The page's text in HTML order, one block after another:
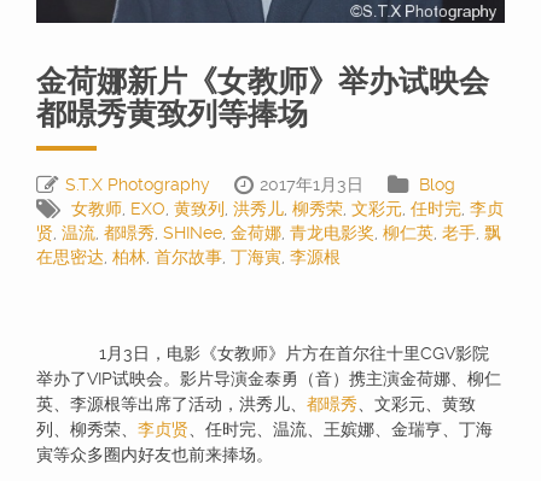
金荷娜新片《女教师》举办试映会
都暻秀黄致列等捧场
S.T.X Photography 2017年1月3日
Blog
女教师, EXO, 黄致列 , 洪秀儿, 柳秀荣, 文彩元, 任时完, 李贞
贤, 温流, 都暻秀, SHINee, 金荷娜, 青龙电影奖, 柳仁英, 老手, 飘
在思密达, 柏林, 首尔故事, 丁海寅, 李源根
1月3日，电影《女教师》片方在首尔往十里CGV影院
举办了VIP试映会。影片导演金泰勇（音）携主演金荷娜、柳仁
英、李源根等出席了活动，洪秀儿、 都暻秀、文彩元、黄致
列、柳秀荣、 李贞贤、任时完、温流、王嫔娜、金瑞亨、丁海
寅等众多圈内好友也前来捧场。